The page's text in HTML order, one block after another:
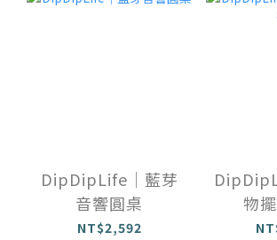
DipDipLife｜藍芽
音響圓桌
NT$2,592
物